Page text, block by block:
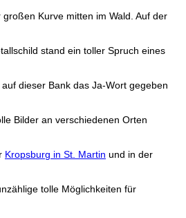
Kurve mitten im Wald. Auf der
stand ein toller Spruch eines
dieser Bank das Ja-Wort gegeben
Bilder an verschiedenen Orten
Kropsburg in St. Martin und in der
tolle Möglichkeiten für